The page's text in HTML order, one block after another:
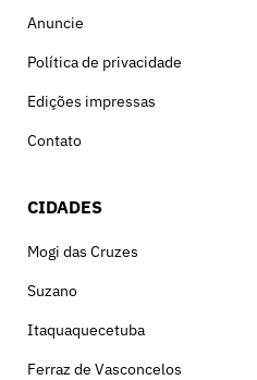
Anuncie
Política de privacidade
Edições impressas
Contato
CIDADES
Mogi das Cruzes
Suzano
Itaquaquecetuba
Ferraz de Vasconcelos